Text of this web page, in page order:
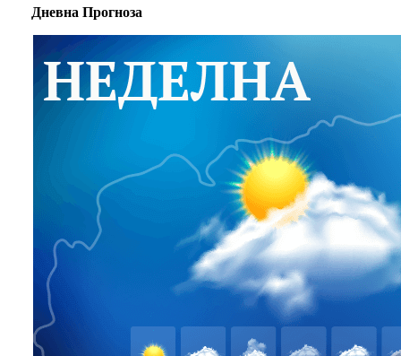
Дневна Прогноза